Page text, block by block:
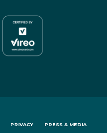
PRIVACY PRESS & MEDIA